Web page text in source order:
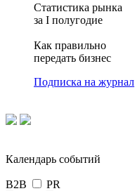
Статистика рынка
за I полугодие
Как правильно
передать бизнес
Подписка на журнал
Календарь событий
B2B PR